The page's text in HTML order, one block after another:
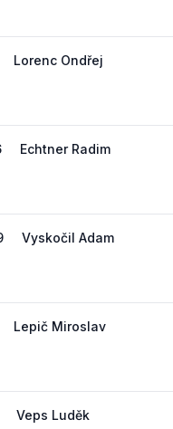
Lorenc Ondřej
Echtner Radim
Vyskočil Adam
Lepič Miroslav
Veps Luděk